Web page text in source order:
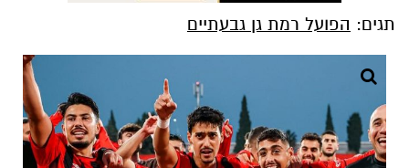
תגים: הפועל רמת גן גבעתיים